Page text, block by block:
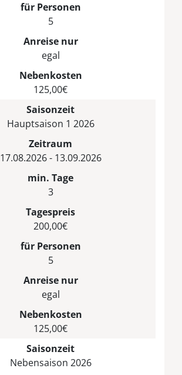
für Personen
5
Anreise nur
egal
Nebenkosten
125,00€
Saisonzeit
Hauptsaison 1 2026
Zeitraum
17.08.2026 - 13.09.2026
min. Tage
3
Tagespreis
200,00€
für Personen
5
Anreise nur
egal
Nebenkosten
125,00€
Saisonzeit
Nebensaison 2026